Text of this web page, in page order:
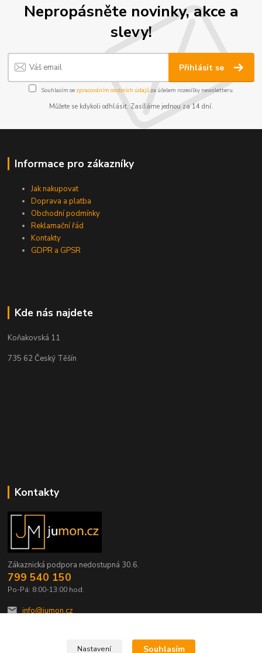
Nepropásněte novinky, akce a
slevy!
Přihlásit se
Souhlasím se zpracováním osobních údajůza účelem rozesílky newsletteru.
Můžete se kdykoli odhlásit. Zasíláme jednou za 14 dní.
Informace pro zákazníky
Jak nakupovat
Doprava a platba
Obchodní podmínky
Reklamační řád
Kontakty
GDPR a GPSR
Kde nás najdete
Koňakovská 11
735 62 Český Těšín
Kontakty
Zákaznická podpora nedostupná 30.6.
799 540 150
Po-Pá: 8:00-13:00 hod.
info@jumon.cz
Nastavení Souhlasím